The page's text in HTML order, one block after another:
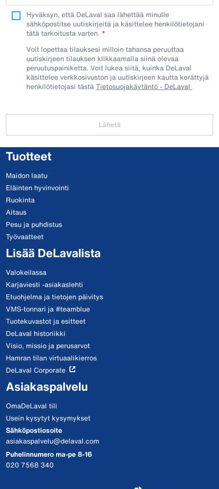
Hyväksyn, että DeLaval saa lähettää minulle
sähköpostitse uutiskirjeitä ja käsittelee henkilötietojani
tätä tarkoitusta varten.
Voit lopettaa tilauksesi milloin tahansa peruuttaa
uutiskirjeen tilauksen klikkaamalla siinä olevaa
peruutuspainiketta. Voit lukea siitä, kuinka DeLaval
käsittelee verkkosivuston ja uutiskirjeen kautta kerättyjä
henkilötietojasi tästäTietosuojakäytäntö - DeLaval
Lähetä
Tuotteet
Maidon laatu
Eläinten hyvinvointi
Ruokinta
Aitaus
Pesu ja puhdistus
Työvaatteet
Lisää DeLavalista
Valokeilassa
Karjaviesti -asiakaslehti
Etuohjelma ja tietojen päivitys
VMS-tonnari ja #teamblue
Tuotekuvastot ja esitteet
DeLaval historiikki
Visio, missio ja perusarvot
Hamran tilan virtuaalikierros
DeLaval Corporate
Asiakaspalvelu
OmaDeLaval tili
Usein kysytyt kysymykset
Sähköpostiosoite
asiakaspalvelu@delaval.com
Puhelinnumero ma-pe 8-16
020 7568 340